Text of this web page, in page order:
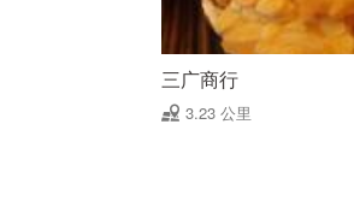
三广商行
3.23 公里